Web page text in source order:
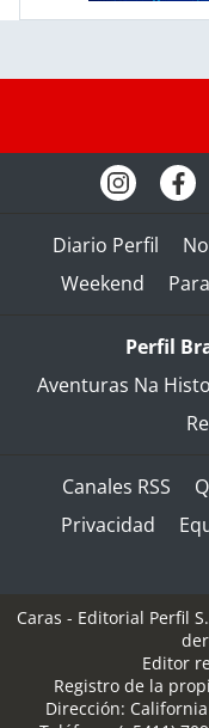
Diario Perfil
Weekend
Perfil
Aventuras Na
Canales RSS
Privacidad
Caras - Editorial Perfil
Editor
Registro de la
Dirección: